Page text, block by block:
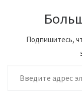
Подпишитесь,
Введите